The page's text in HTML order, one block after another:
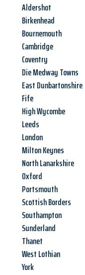
Aldershot
Birkenhead
Bournemouth
Cambridge
Coventry
Die Medway Towns
East Dunbartonshire
Fife
High Wycombe
Leeds
London
Milton Keynes
North Lanarkshire
Oxford
Portsmouth
Scottish Borders
Southampton
Sunderland
Thanet
West Lothian
York